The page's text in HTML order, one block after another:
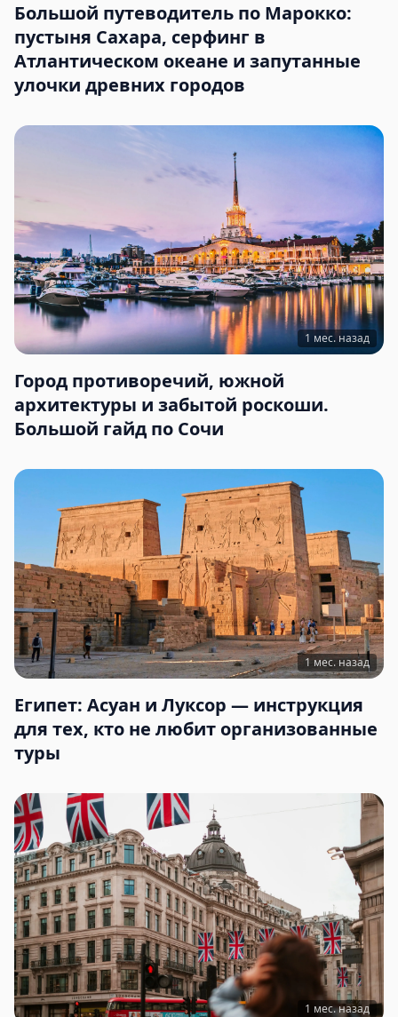
Большой путеводитель по Марокко:
пустыня Сахара, серфинг в
Атлантическом океане и запутанные
улочки древних городов
1 мес. назад
Город противоречий, южной
архитектуры и забытой роскоши.
Большой гайд по Сочи
1 мес. назад
Египет: Асуан и Луксор — инструкция
для тех, кто не любит организованные
туры
1 мес. назад